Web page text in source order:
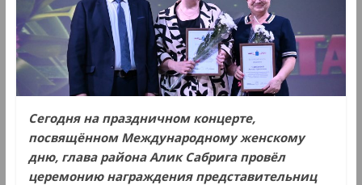
Сегодня на праздничном концерте,
посвящённом Международному женскому
дню, глава района Алик Сабрига провёл
церемонию награждения представительниц